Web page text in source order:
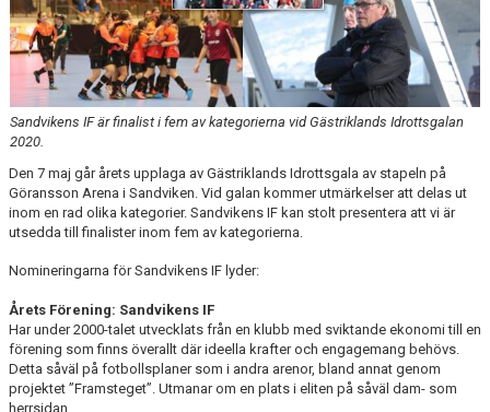
Sandvikens IF är finalist i fem av kategorierna vid Gästriklands Idrottsgalan
2020.
Den 7 maj går årets upplaga av Gästriklands Idrottsgala av stapeln på
Göransson Arena i Sandviken. Vid galan kommer utmärkelser att delas ut
inom en rad olika kategorier. Sandvikens IF kan stolt presentera att vi är
utsedda till finalister inom fem av kategorierna.
Nomineringarna för Sandvikens IF lyder:
Årets Förening: Sandvikens IF
Har under 2000-talet utvecklats från en klubb med sviktande ekonomi till en
förening som finns överallt där ideella krafter och engagemang behövs.
Detta såväl på fotbollsplaner som i andra arenor, bland annat genom
projektet ”Framsteget”. Utmanar om en plats i eliten på såväl dam- som
herrsidan.